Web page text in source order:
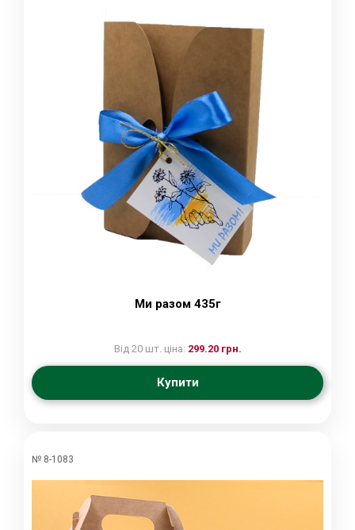
Ми разом 435г
Від 20 шт. ціна: 299.20 грн.
Купити
№ 8-1083